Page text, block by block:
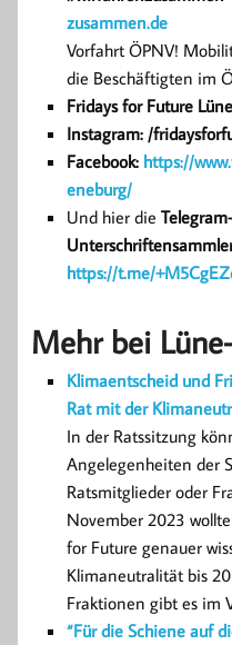
zusammen.de
Vorfahrt ÖPNV!
die Beschäftigten im
Fridays for Future
Instagram: /
Facebook: https://
eneburg/
Und hier die
https://t.me/
Mehr bei
Klimaentscheid und
Rat mit der
In der Ratssitzung
Angelegenheiten der
Ratsmitglieder oder
November 2023
for Future genauer
Klimaneutralität bis
Fraktionen gibt es im
“Für die Schiene auf